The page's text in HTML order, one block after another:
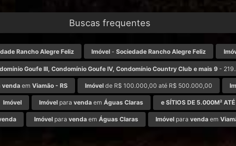
Buscas frequentes
Rancho Alegre Feliz Imóvel -Sociedade Rancho Alegre Feliz
Goufe III, Condomínio Goufe IV, Condomínio Country Club e mais 9-
vendaem Viamão - RS Imóvel de R$ 100.000,00 até R$ 500.000,00
Imóvel Imóvel paravenda emÁguas Claras e SÍTIOS DE 5.000M² ATÉ
Imóvelpara vendaem Águas Claras Imóvelpara vendaem